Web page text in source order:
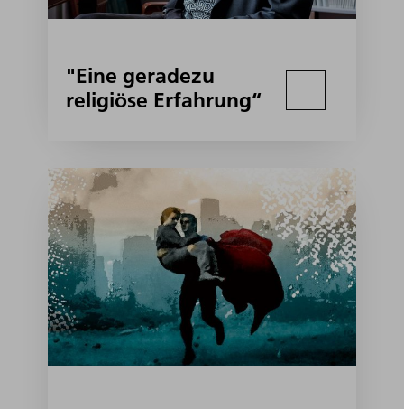
"Eine geradezu
religiöse Erfahrung“